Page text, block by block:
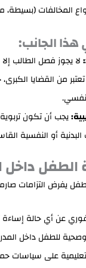
المخالفات
الجانب:
لا يجوز فصل الطالب
تعتبر من القضايا
نفسي.
يجب أن تكون
أو النفسية
داخل
يفرض التزامات
عن أي حالة
وصحية للطفل داخل
على سياسات